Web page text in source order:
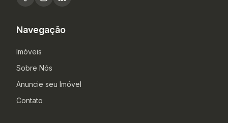
Navegação
Imóveis
Sobre Nós
Anuncie seu Imóvel
Contato